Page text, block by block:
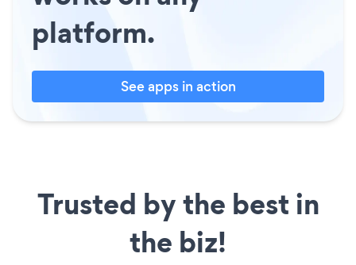
platform.
See apps in action
Trusted by the best in
the biz!